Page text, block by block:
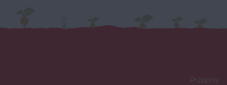
Przepisy